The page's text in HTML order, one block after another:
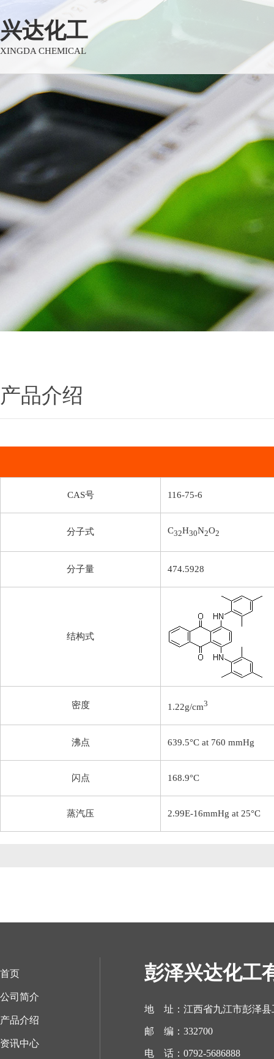
兴达化工
XINGDA CHEMICAL
产品介绍
CAS号 116-75-6
分子式 C32H30N2O2
分子量 474.5928
结构式
密度 1.22g/cm3
沸点 639.5°C at 760 mmHg
闪点 168.9°C
蒸汽压 2.99E-16mmHg at 25°C
首页
公司简介
产品介绍
资讯中心
彭泽兴达化工
地 址：江西省九江市彭泽县
邮 编：332700
电 话：0792-5686888